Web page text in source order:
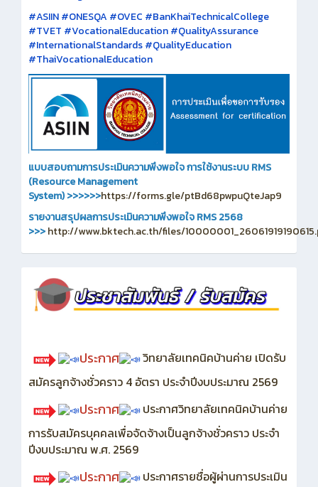
#ASIIN #ONESQA #OVEC #BanKhaiTechnicalCollege
#TVET #VocationalEducation #QualityAssurance
#InternationalStandards #QualityEducation
#ThaiVocationalEducation
แบบสอบถามการประเมินความพึงพอใจ การใช้งานระบบ RMS
(Resource Management
System)>>>>>>https://forms.gle/ptBd68pwpuQteJap9
รายงานสรุปผลการประเมินความพึงพอใจ RMS 2568
>>>http://www.bktech.ac.th/files/
ประกาศ
วิทยาลัยเทคนิคบ้านค่าย เปิดรับ
สมัครลูกจ้างชั่วคราว 4 อัตรา ประจำปีงบประมาณ 2569
ประกาศ
ประกาศวิทยาลัยเทคนิคบ้านค่าย
การรับสมัครบุคคลเพื่อจัดจ้างเป็นลูกจ้างชั่วคราว ประจำ
ปีงบประมาณ พ.ศ. 2569
ประกาศ
ประกาศรายชื่อผู้ผ่านการประเมิน